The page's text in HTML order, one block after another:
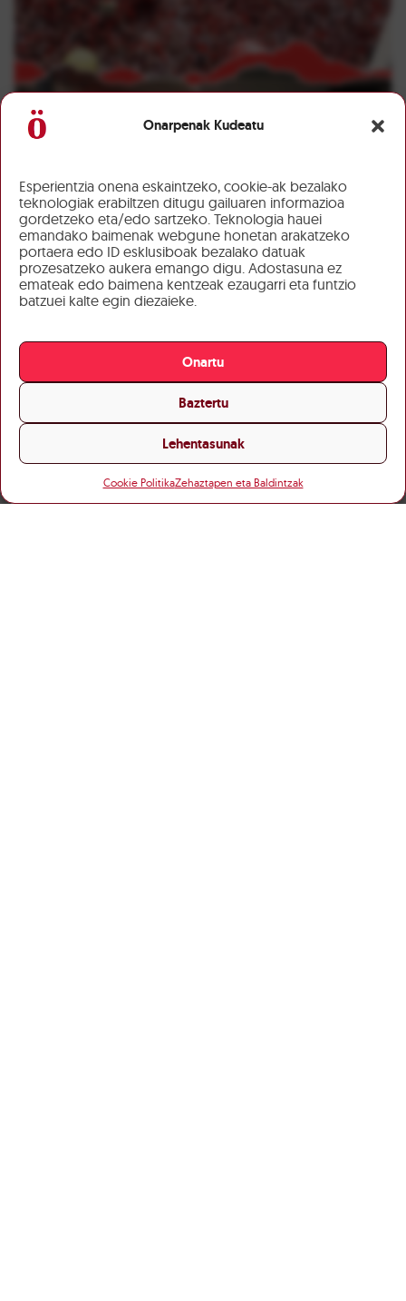
Onarpenak Kudeatu
Esperientzia onena eskaintzeko, cookie-ak bezalako
teknologiak erabiltzen ditugu gailuaren informazioa
gordetzeko eta/edo sartzeko. Teknologia hauei
emandako baimenak webgune honetan arakatzeko
portaera edo ID esklusiboak bezalako datuak
prozesatzeko aukera emango digu. Adostasuna ez
emateak edo baimena kentzeak ezaugarri eta funtzio
batzuei kalte egin diezaieke.
Onartu
Baztertu
Lehentasunak
Cookie PolitikaZehaztapen eta Baldintzak